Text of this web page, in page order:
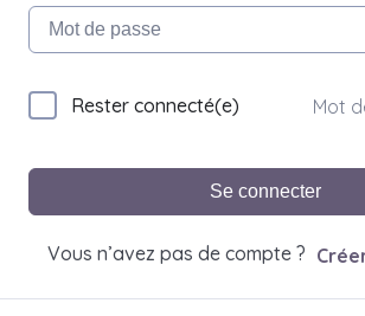
Rester connecté(e) Mot
Se connecter
Vous n’avez pas de compte ?